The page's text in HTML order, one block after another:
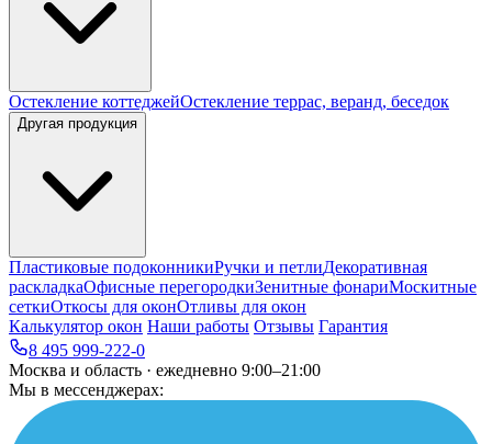
Остекление коттеджейОстекление террас, веранд, беседок
Другая продукция
Пластиковые подоконникиРучки и петлиДекоративная
раскладкаОфисные перегородкиЗенитные фонариМоскитные
сеткиОткосы для оконОтливы для окон
Калькулятор окон Наши работы Отзывы Гарантия
8 495 999-222-0
Москва и область · ежедневно 9:00–21:00
Мы в мессенджерах: